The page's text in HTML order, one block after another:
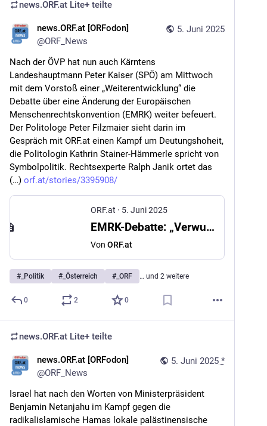
news.ORF.at Lite+ teilte
5. Juni 2025
news.ORF.at [ORFodon]
@ORF_News
Nach der ÖVP hat nun auch Kärntens
Landeshauptmann Peter Kaiser (SPÖ) am Mittwoch
mit dem Vorstoß einer „Weiterentwicklung“ die
Debatte über eine Änderung der Europäischen
Menschenrechtskonvention (EMRK) weiter befeuert.
Der Politologe Peter Filzmaier sieht darin im
Gespräch mit ORF.at einen Kampf um Deutungshoheit,
die Politologin Kathrin Stainer-Hämmerle spricht von
Symbolpolitik. Rechtsexperte Ralph Janik ortet das
(…) orf.at/stories/3395908/
ORF.at · 5. Juni 2025
EMRK-Debatte: „Verwunderlicher“ Kampf um Deutungshoheit
Von ORF.at
# _Politik # _Österreich # _ORF … und 2 weitere
0 2 0
news.ORF.at Lite+ teilte
5. Juni 2025 *
news.ORF.at [ORFodon]
@ORF_News
Israel hat nach den Worten von Ministerpräsident
Benjamin Netanjahu im Kampf gegen die
radikalislamische Hamas lokale palästinensische